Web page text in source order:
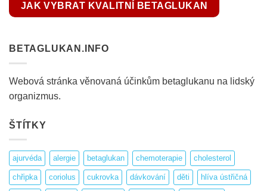
JAK VYBRAT KVALITNÍ BETAGLUKAN
BETAGLUKAN.INFO
Webová stránka věnovaná účinkům betaglukanu na lidský
organizmus.
ŠTÍTKY
ajurvéda alergie betaglukan chemoterapie cholesterol
chřipka coriolus cukrovka dávkování děti hlíva ústřičná